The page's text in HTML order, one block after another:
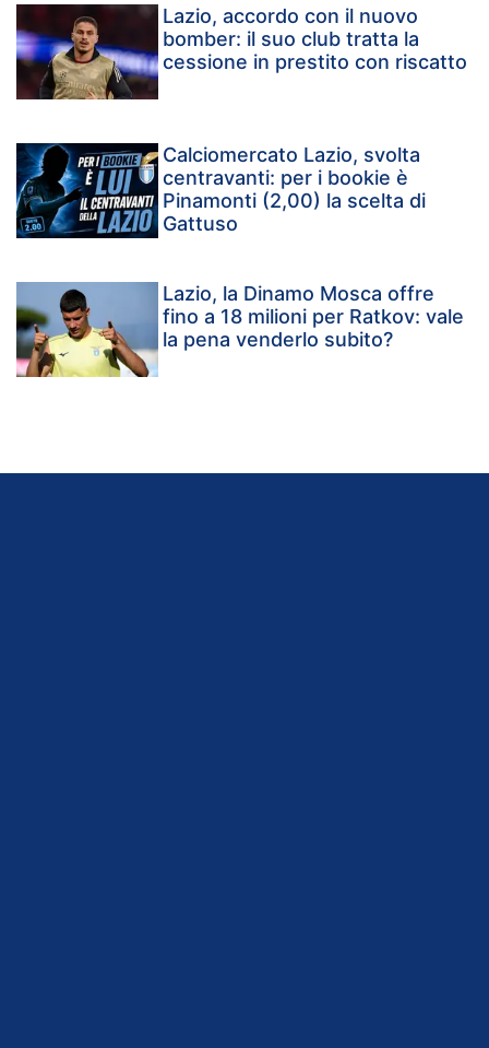
Lazio, accordo con il nuovo
bomber: il suo club tratta la
cessione in prestito con riscatto
Calciomercato Lazio, svolta
centravanti: per i bookie è
Pinamonti (2,00) la scelta di
Gattuso
Lazio, la Dinamo Mosca offre
fino a 18 milioni per Ratkov: vale
la pena venderlo subito?